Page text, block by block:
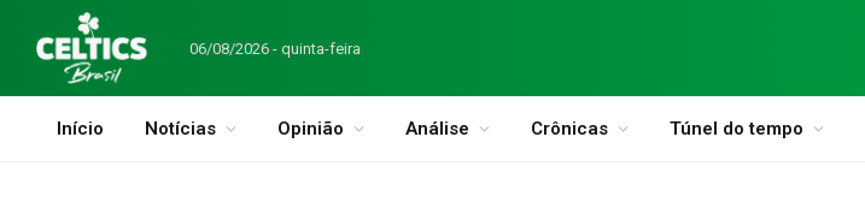
06/08/2026 - quinta-feira
Início Notícias Opinião Análise Crônicas Túnel do tempo